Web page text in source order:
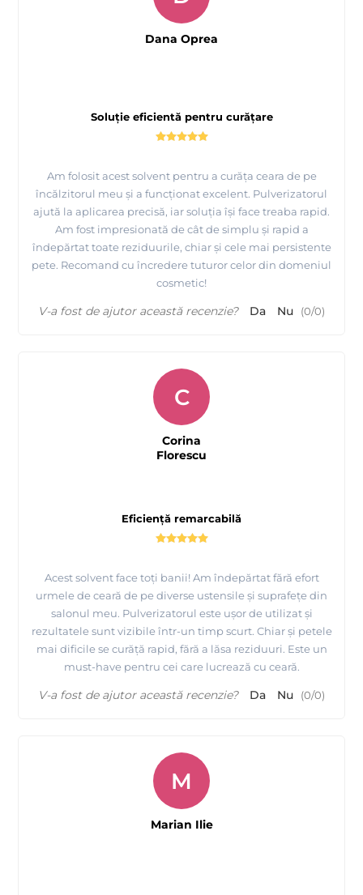
Soluție eficientă pentru curățare
Am folosit acest solvent pentru a curăța ceara de pe
încălzitorul meu și a funcționat excelent. Pulverizatorul
ajută la aplicarea precisă, iar soluția își face treaba rapid.
Am fost impresionată de cât de simplu și rapid a
îndepărtat toate reziduurile, chiar și cele mai persistente
pete. Recomand cu încredere tuturor celor din domeniul
cosmetic!
Dana Oprea
V-a fost de ajutor această recenzie? Da Nu (0/0)
Eficiență remarcabilă
Acest solvent face toți banii! Am îndepărtat fără efort
urmele de ceară de pe diverse ustensile și suprafețe din
salonul meu. Pulverizatorul este ușor de utilizat și
rezultatele sunt vizibile într-un timp scurt. Chiar și petele
mai dificile se curăță rapid, fără a lăsa reziduuri. Este un
must-have pentru cei care lucrează cu ceară.
C
Corina
Florescu
V-a fost de ajutor această recenzie? Da Nu (0/0)
M
Marian Ilie